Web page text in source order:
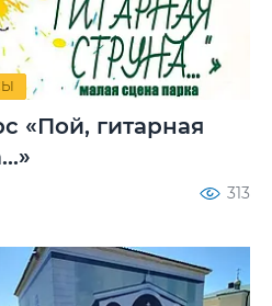
«Пой, гитарная
313